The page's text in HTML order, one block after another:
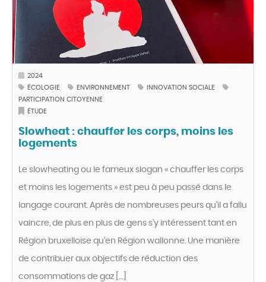
2024
ÉCOLOGIE
ENVIRONNEMENT
INNOVATION SOCIALE
PARTICIPATION CITOYENNE
ÉTUDE
Slowheat : chauffer les corps, moins les
logements
Le slowheating ou le fameux slogan « chauffer les corps
et moins les logements » est peu à peu passé dans le
langage courant. Après de nombreuses peurs qu’il a fallu
vaincre, de plus en plus de gens s’y intéressent tant en
Région bruxelloise qu’en Région wallonne. Une manière
de contribuer aux objectifs de réduction des
consommations de gaz […]